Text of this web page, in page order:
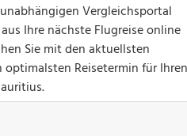
Vergleichsportal
Ihre nächste Flugreise online
Sie mit den aktuellsten
Reisetermin für Ihren